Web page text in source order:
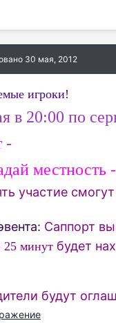
30 мая, 2012
игроки!
в 20:00 по
-
местность
участие
Саппорт
25 минут будет
будут